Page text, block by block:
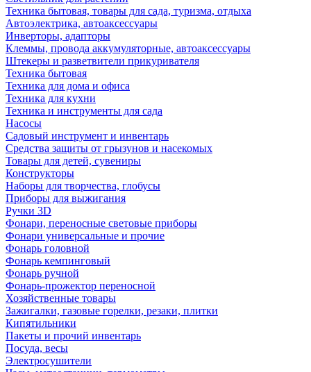
Техника бытовая, товары для сада, туризма, отдыха
Автоэлектрика, автоаксессуары
Инверторы, адапторы
Клеммы, провода аккумуляторные, автоаксессуары
Штекеры и разветвители прикуривателя
Техника бытовая
Техника для дома и офиса
Техника для кухни
Техника и инструменты для сада
Насосы
Садовый инструмент и инвентарь
Средства защиты от грызунов и насекомых
Товары для детей, сувениры
Конструкторы
Наборы для творчества, глобусы
Приборы для выжигания
Ручки 3D
Фонари, переносные световые приборы
Фонари универсальные и прочие
Фонарь головной
Фонарь кемпинговый
Фонарь ручной
Фонарь-прожектор переносной
Хозяйственные товары
Зажигалки, газовые горелки, резаки, плитки
Кипятильники
Пакеты и прочий инвентарь
Посуда, весы
Электросушители